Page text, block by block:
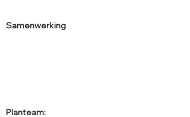
Samenwerking
Planteam: